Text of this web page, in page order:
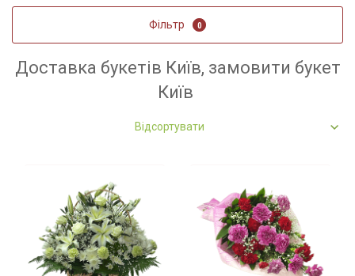
Фільтр 0
Доставка букетів Київ, замовити букет
Київ
Відсортувати